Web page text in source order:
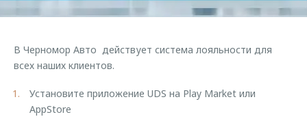
Аксессуары
Оригинальные аксессуары
Руководства по эксплуатации
O&J Автоклуб
Приложение O&J
Правовая информация
В Черномор Авто действует система лояльности для
всех наших клиентов.
Установите приложение UDS на Play Market или
AppStore